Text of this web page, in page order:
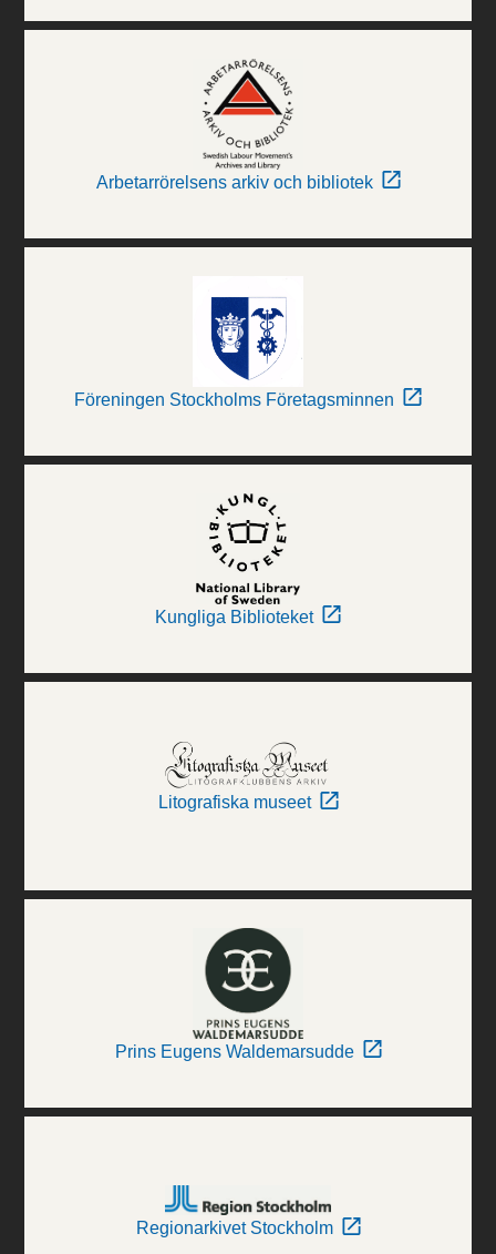
Arbetarrörelsens arkiv och bibliotek
Föreningen Stockholms Företagsminnen
Kungliga Biblioteket
Litografiska museet
Prins Eugens Waldemarsudde
Regionarkivet Stockholm